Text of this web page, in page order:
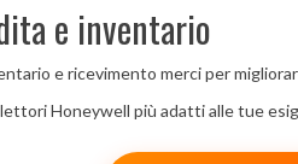
e inventario
e ricevimento merci per
Honeywell più adatti alle tue